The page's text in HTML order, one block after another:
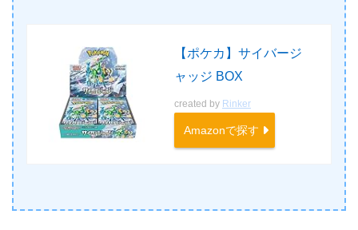
【ポケカ】サイバージ
ャッジ BOX
created by Rinker
Amazonで探す